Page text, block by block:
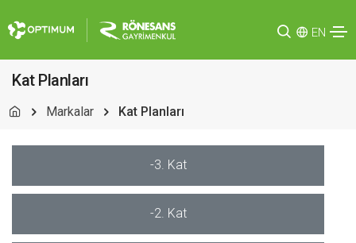
EN
Kat Planları
Markalar Kat Planları
-3. Kat
-2. Kat